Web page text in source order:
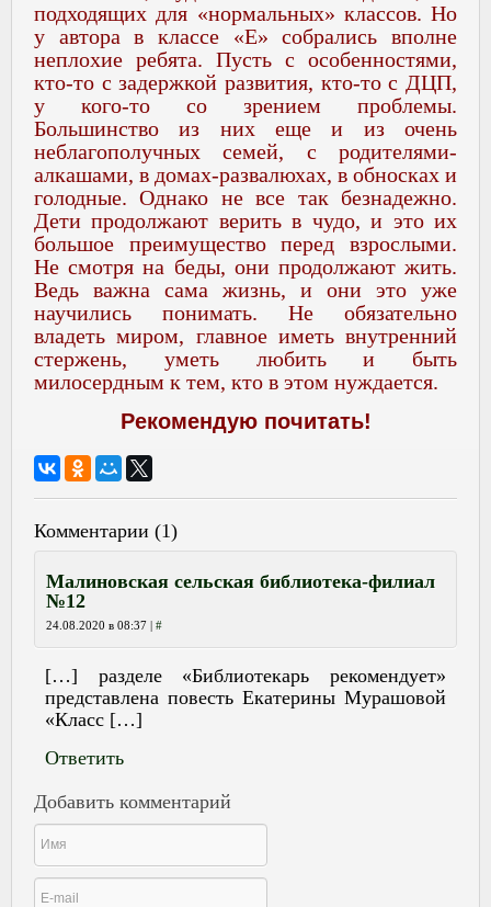
подходящих для «нормальных» классов. Но
у автора в классе «Е» собрались вполне
неплохие ребята. Пусть с особенностями,
кто-то с задержкой развития, кто-то с ДЦП,
у кого-то со зрением проблемы.
Большинство из них еще и из очень
неблагополучных семей, с родителями-
алкашами, в домах-развалюхах, в обносках и
голодные.Однако не все так безнадежно.
Дети продолжают верить в чудо, и это их
большое преимущество перед взрослыми.
Не смотря на беды, они продолжают жить.
Ведь важна сама жизнь, и они это уже
научились понимать. Не обязательно
владеть миром, главное иметь внутренний
стержень, уметь любить и быть
милосердным к тем, кто в этом нуждается.
Рекомендую почитать!
Комментарии (1)
Малиновская сельская библиотека-филиал
№12
24.08.2020 в 08:37 #
[…] разделе «Библиотекарь рекомендует»
представлена повесть Екатерины Мурашовой
«Класс […]
Ответить
Добавить комментарий